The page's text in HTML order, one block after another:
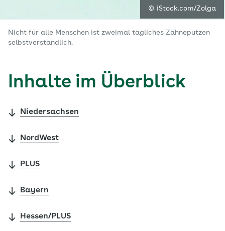
© iStock.com/Zolga
Nicht für alle Menschen ist zweimal tägliches Zähneputzen
selbstverständlich.
Inhalte im Überblick
Niedersachsen
NordWest
PLUS
Bayern
Hessen/PLUS